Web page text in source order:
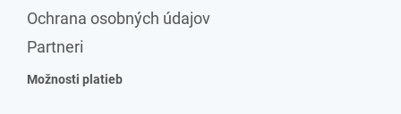
Ochrana osobných údajov
Partneri
Možnosti platieb